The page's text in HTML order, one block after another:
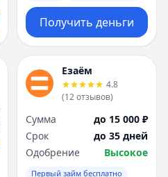
Получить деньги
Езаём
4.8
(12отзывов)
Сумма
до 15 000 ₽
Срок
до 35 дней
Одобрение
Высокое
Первый займ бесплатно